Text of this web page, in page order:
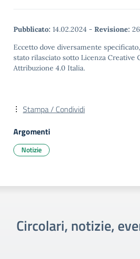
Pubblicato: 14.02.2024 - Revisione:
Eccetto dove diversamente
stato rilasciato sotto Licenza Creative
Attribuzione 4.0 Italia.
Stampa / Condividi
Argomenti
Notizie
Circolari, notizie,